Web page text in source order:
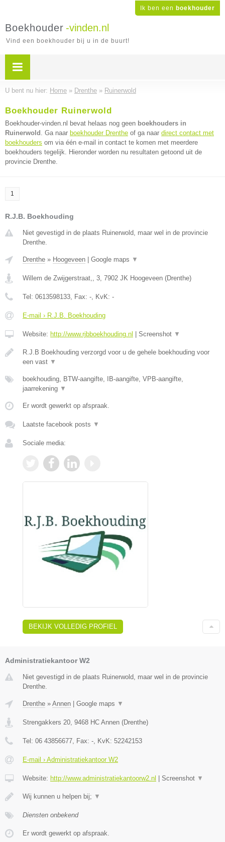
Ik ben een boekhouder
Boekhouder -vinden.nl
Vind een boekhouder bij u in de buurt!
U bent nu hier: Home » Drenthe » Ruinerwold
Boekhouder Ruinerwold
Boekhouder-vinden.nl bevat helaas nog geen boekhouders in
Ruinerwold . Ga naar boekhouder Drenthe of ga naar direct contact met
boekhouders om via één e-mail in contact te komen met meerdere
boekhouders tegelijk. Hieronder worden nu resultaten getoond uit de
provincie Drenthe.
1
R.J.B. Boekhouding
Niet gevestigd in de plaats Ruinerwold, maar wel in de provincie
Drenthe.
Drenthe » Hoogeveen Google maps ▼
Willem de Zwijgerstraat,, 3, 7902 JK Hoogeveen (Drenthe)
Tel: 0613598133, Fax: -, KvK: -
E-mail › R.J.B. Boekhouding
Website: http://www.rjbboekhouding.nl Screenshot ▼
R.J.B Boekhouding verzorgd voor u de gehele boekhouding voor
een vast ▼
boekhouding, BTW-aangifte, IB-aangifte, VPB-aangifte,
jaarrekening ▼
Er wordt gewerkt op afspraak.
Laatste facebook posts ▼
Sociale media:
BEKIJK VOLLEDIG PROFIEL
Administratiekantoor W2
Niet gevestigd in de plaats Ruinerwold, maar wel in de provincie
Drenthe.
Drenthe » Annen Google maps ▼
Strengakkers 20, 9468 HC Annen (Drenthe)
Tel: 06 43856677, Fax: -, KvK: 52242153
E-mail › Administratiekantoor W2
Website: http://www.administratiekantoorw2.nl Screenshot ▼
Wij kunnen u helpen bij; ▼
Diensten onbekend
Er wordt gewerkt op afspraak.